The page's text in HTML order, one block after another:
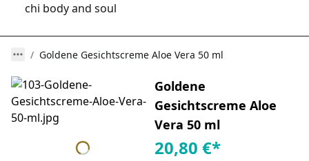
chi body and soul
Goldene Gesichtscreme Aloe Vera 50 ml
Goldene
Gesichtscreme Aloe
Vera 50 ml
20,80 €*